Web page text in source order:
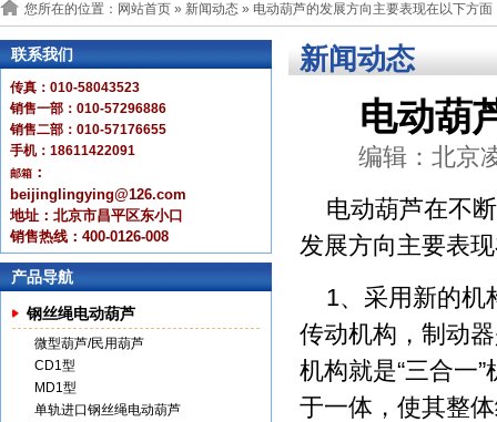
您所在的位置：网站首页 » 新闻动态 » 电动葫芦的发展方向主要表现在以下方面
联系我们
传真：010-58043523
销售一部：010-57296886
销售二部：010-57176655
手机：18611422091
邮箱 ：
beijinglingying@126.com
地址：北京市昌平区东小口
销售热线：400-0126-008
产品导航
钢丝绳电动葫芦
微型葫芦/民用葫芦
CD1型
MD1型
单轨进口钢丝绳电动葫芦
新闻动态
电动葫
编辑：北京
电动葫芦在不
发展方向主要表
1、采用新的机
传动机构，制动
机构就是“三合一
于一体，使其整